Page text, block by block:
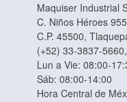
Maquiser Industrial
C. Niños Héroes
C.P. 45500,
(+52) 33-3837-
Lun a Vie: 08:00-
Sáb: 08:00-14:00
Hora Central de